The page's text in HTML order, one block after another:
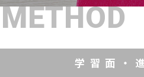
学習面・
METHOD